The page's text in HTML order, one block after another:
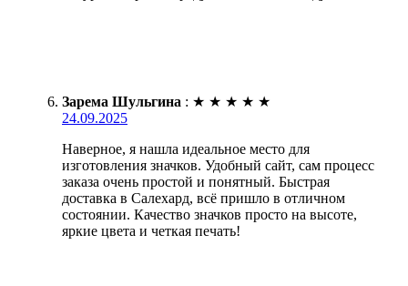
Зарема Шульгина : ★ ★ ★ ★ ★
24.09.2025
Наверное, я нашла идеальное место для
изготовления значков. Удобный сайт, сам процесс
заказа очень простой и понятный. Быстрая
доставка в Салехард, всё пришло в отличном
состоянии. Качество значков просто на высоте,
яркие цвета и четкая печать!